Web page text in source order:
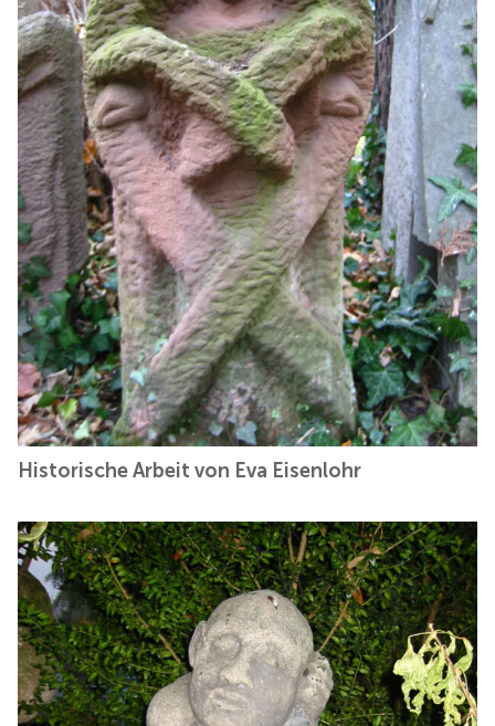
Historische Arbeit von Eva Eisenlohr